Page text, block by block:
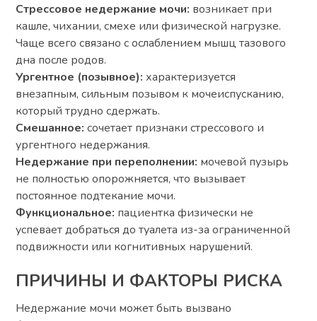
Стрессовое недержание мочи: возникает при
кашле, чихании, смехе или физической нагрузке.
Чаще всего связано с ослаблением мышц тазового
дна после родов.
Ургентное (позывное): характеризуется
внезапным, сильным позывом к мочеиспусканию,
который трудно сдержать.
Смешанное: сочетает признаки стрессового и
ургентного недержания.
Недержание при переполнении: мочевой пузырь
не полностью опорожняется, что вызывает
постоянное подтекание мочи.
Функциональное: пациентка физически не
успевает добраться до туалета из-за ограниченной
подвижности или когнитивных нарушений.
ПРИЧИНЫ И ФАКТОРЫ РИСКА
Недержание мочи может быть вызвано